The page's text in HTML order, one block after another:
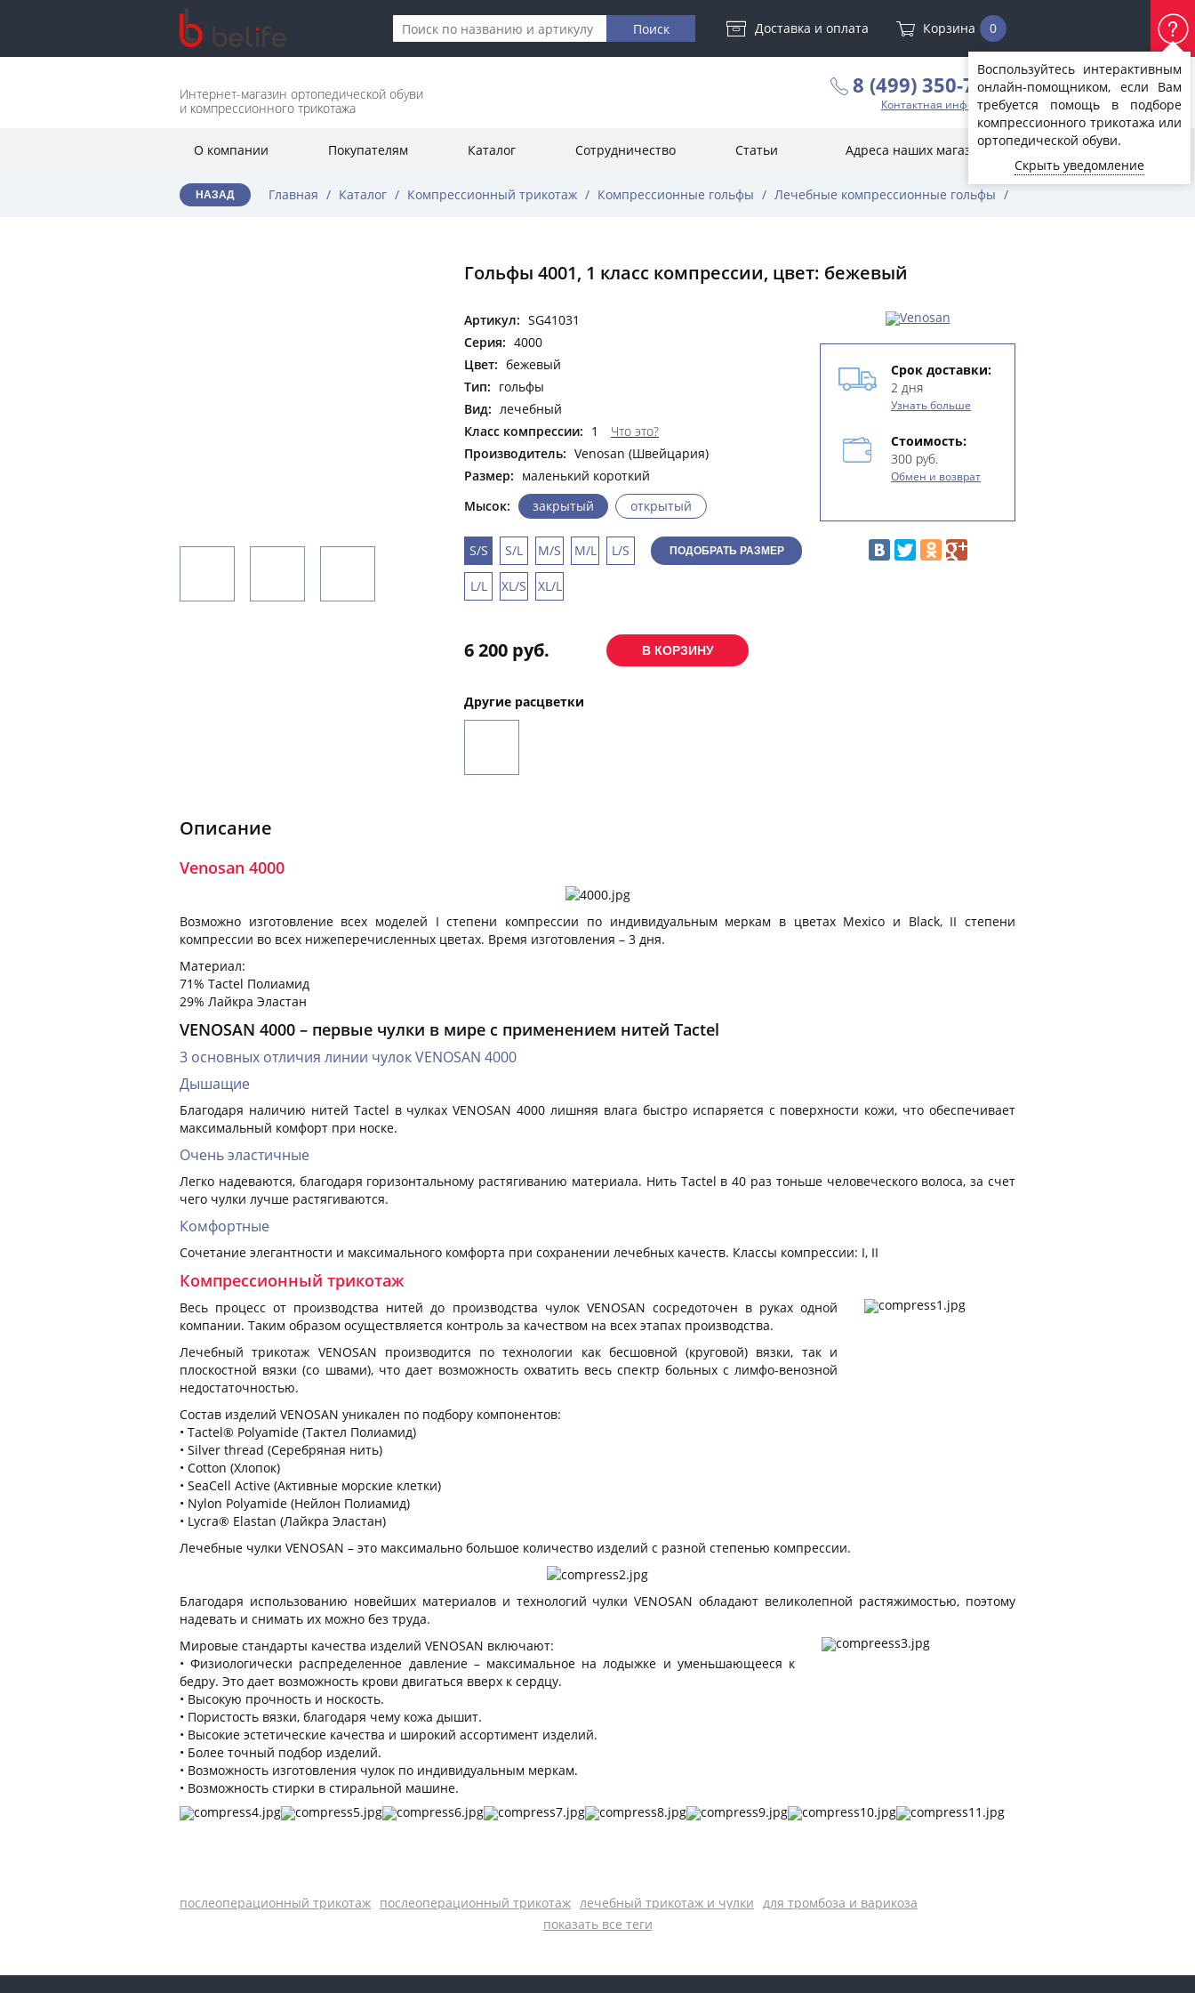
Доставка и оплата Корзина 0
Воспользуйтесь интерактивным
онлайн-помощником, если Вам
требуется помощь в подборе
компрессионного трикотажа или
ортопедической обуви.
Скрыть уведомление
Интернет-магазин ортопедической обуви
и компрессионного трикотажа
8 (499) 350-72-07
Контактная информация
О компании Покупателям Каталог Сотрудничество Статьи Адреса наших магазинов
НАЗАД Главная / Каталог / Компрессионный трикотаж / Компрессионные гольфы / Лечебные компрессионные гольфы /
Гольфы 4001, 1 класс компрессии, цвет: бежевый
Артикул: SG41031
Серия: 4000
Цвет: бежевый
Тип: гольфы
Вид: лечебный
Класс компрессии: 1
Что это?
Производитель: Venosan (Швейцария)
Размер: маленький короткий
Мысок:
закрытый открытый
S/S S/L M/S M/L L/S
L/L XL/S XL/L
ПОДОБРАТЬ РАЗМЕР
6 200 руб.
Другие расцветки
Срок доставки:
2 дня
Узнать больше
Стоимость:
300 руб.
Обмен и возврат
Описание
Venosan 4000
Возможно изготовление всех моделей I степени компрессии по индивидуальным меркам в цветах Mexico и Black, II степени
компрессии во всех нижеперечисленных цветах. Время изготовления – 3 дня.
Материал:
71% Tactel Полиамид
29% Лайкра Эластан
VENOSAN 4000 – первые чулки в мире с применением нитей Tactel
3 основных отличия линии чулок VENOSAN 4000
Дышащие
Благодаря наличию нитей Tactel в чулках VENOSAN 4000 лишняя влага быстро испаряется с поверхности кожи, что обеспечивает
максимальный комфорт при носке.
Очень эластичные
Легко надеваются, благодаря горизонтальному растягиванию материала. Нить Tactel в 40 раз тоньше человеческого волоса, за счет
чего чулки лучше растягиваются.
Комфортные
Сочетание элегантности и максимального комфорта при сохранении лечебных качеств. Классы компрессии: I, II
Компрессионный трикотаж
Весь процесс от производства нитей до производства чулок VENOSAN сосредоточен в руках одной
компании. Таким образом осуществляется контроль за качеством на всех этапах производства.
Лечебный трикотаж VENOSAN производится по технологии как бесшовной (круговой) вязки, так и
плоскостной вязки (со швами), что дает возможность охватить весь спектр больных с лимфо-венозной
недостаточностью.
Состав изделий VENOSAN уникален по подбору компонентов:
• Tactel® Polyamide (Тактел Полиамид)
• Silver thread (Серебряная нить)
• Cotton (Хлопок)
• SeaCell Active (Активные морские клетки)
• Nylon Polyamide (Нейлон Полиамид)
• Lycra® Elastan (Лайкра Эластан)
Лечебные чулки VENOSAN – это максимально большое количество изделий с разной степенью компрессии.
Благодаря использованию новейших материалов и технологий чулки VENOSAN обладают великолепной растяжимостью, поэтому
надевать и снимать их можно без труда.
Мировые стандарты качества изделий VENOSAN включают:
• Физиологически распределенное давление – максимальное на лодыжке и уменьшающееся к
бедру. Это дает возможность крови двигаться вверх к сердцу.
• Высокую прочность и носкость.
• Пористость вязки, благодаря чему кожа дышит.
• Высокие эстетические качества и широкий ассортимент изделий.
• Более точный подбор изделий.
• Возможность изготовления чулок по индивидуальным меркам.
• Возможность стирки в стиральной машине.
послеоперационный трикотаж послеоперационный трикотаж лечебный трикотаж и чулки для тромбоза и варикоза
показать все теги